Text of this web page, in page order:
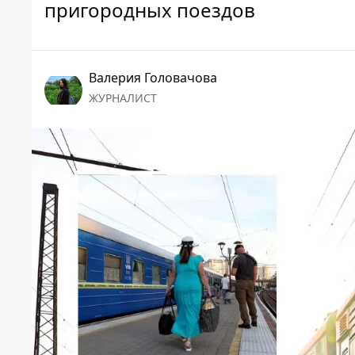
пригородных поездов
Валерия Головачова
ЖУРНАЛИСТ